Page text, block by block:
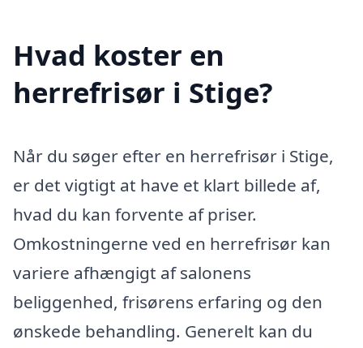
Hvad koster en
herrefrisør i Stige?
Når du søger efter en herrefrisør i Stige,
er det vigtigt at have et klart billede af,
hvad du kan forvente af priser.
Omkostningerne ved en herrefrisør kan
variere afhængigt af salonens
beliggenhed, frisørens erfaring og den
ønskede behandling. Generelt kan du